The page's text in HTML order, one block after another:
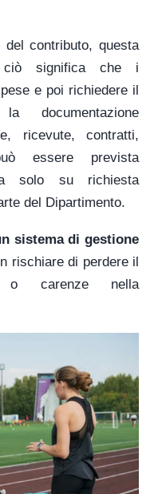
del contributo, questa
significa che i
e poi richiedere il
documentazione
ricevute, contratti,
essere prevista
solo su richiesta
del Dipartimento.
sistema di gestione
rischiare di perdere il
o carenze nella